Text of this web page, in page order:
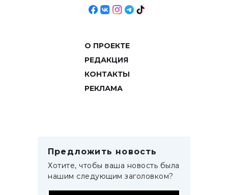
О ПРОЕКТЕ
РЕДАКЦИЯ
КОНТАКТЫ
РЕКЛАМА
Предложить новость
Хотите, чтобы ваша новость была
нашим следующим заголовком?